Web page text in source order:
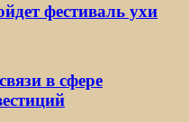
фестиваль ухи
в сфере